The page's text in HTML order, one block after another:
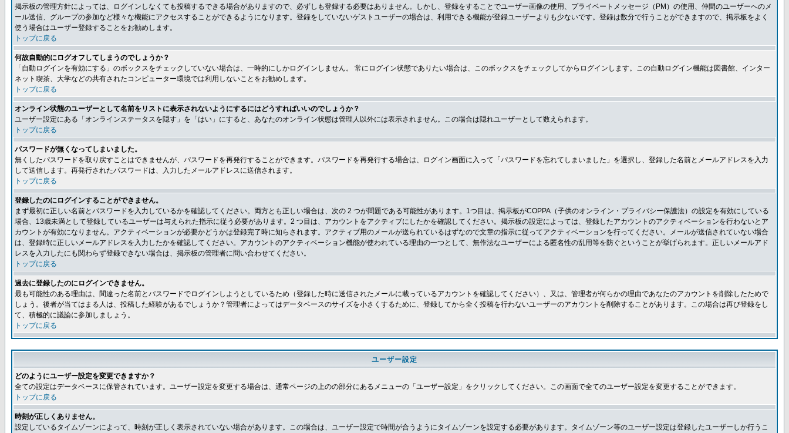
掲示板の管理方針によっては、ログインしなくても投稿するできる場合がありますので、必ずしも登録する必要はありません。しかし、登録をすることでユーザー画像の使用、プライベートメッセージ（PM）の使用、仲間のユーザーへのメ
ール送信、グループの参加など様々な機能にアクセスすることができるようになります。登録をしていないゲストユーザーの場合は、利用できる機能が登録ユーザーよりも少ないです。登録は数分で行うことができますので、掲示板をよく
使う場合はユーザー登録することをお勧めします。
トップに戻る
何故自動的にログオフしてしまうのでしょうか？
「自動ログインを有効にする」のボックスをチェックしていない場合は、一時的にしかログインしません。 常にログイン状態でありたい場合は、このボックスをチェックしてからログインします。この自動ログイン機能は図書館、インター
ネット喫茶、大学などの共有されたコンピューター環境では利用しないことをお勧めします。
トップに戻る
オンライン状態のユーザーとして名前をリストに表示されないようにするにはどうすればいいのでしょうか？
ユーザー設定にある「オンラインステータスを隠す」を「はい」にすると、あなたのオンライン状態は管理人以外には表示されません。この場合は隠れユーザーとして数えられます。
トップに戻る
パスワードが無くなってしまいました。
無くしたパスワードを取り戻すことはできませんが、パスワードを再発行することができます。パスワードを再発行する場合は、ログイン画面に入って「パスワードを忘れてしまいました」を選択し、登録した名前とメールアドレスを入力
して送信します。再発行されたパスワードは、入力したメールアドレスに送信されます。
トップに戻る
登録したのにログインすることができません。
まず最初に正しい名前とパスワードを入力しているかを確認してください。両方とも正しい場合は、次の 2 つが問題である可能性があります。1つ目は、掲示板がCOPPA（子供のオンライン・プライバシー保護法）の設定を有効にしている
場合、13歳未満として登録しているユーザーは与えられた指示に従う必要があります。2 つ目は、アカウントをアクティブにしたかを確認してください。掲示板の設定によっては、登録したアカウントのアクティベーションを行わないとア
カウントが有効になりません。アクティベーションが必要かどうかは登録完了時に知らされます。アクティブ用のメールが送られているはずなので文章の指示に従ってアクティベーションを行ってください。メールが送信されていない場合
は、登録時に正しいメールアドレスを入力したかを確認してください。アカウントのアクティベーション機能が使われている理由の一つとして、無作法なユーザーによる匿名性の乱用等を防ぐということが挙げられます。正しいメールアド
レスを入力したにも関わらず登録できない場合は、掲示板の管理者に問い合わせてください。
トップに戻る
過去に登録したのにログインできません。
最も可能性のある理由は、間違った名前とパスワードでログインしようとしているため（登録した時に送信されたメールに載っているアカウントを確認してください）、又は、管理者が何らかの理由であなたのアカウントを削除したためで
しょう。後者が当てはまる人は、投稿した経験があるでしょうか？管理者によってはデータベースのサイズを小さくするために、登録してから全く投稿を行わないユーザーのアカウントを削除することがあります。この場合は再び登録をし
て、積極的に議論に参加しましょう。
トップに戻る
ユーザー設定
どのようにユーザー設定を変更できますか？
全ての設定はデータベースに保管されています。ユーザー設定を変更する場合は、通常ページの上のの部分にあるメニューの「ユーザー設定」をクリックしてください。この画面で全てのユーザー設定を変更することができます。
トップに戻る
時刻が正しくありません。
設定しているタイムゾーンによって、時刻が正しく表示されていない場合があります。この場合は、ユーザー設定で時間が合うようにタイムゾーンを設定する必要があります。タイムゾーン等のユーザー設定は登録したユーザーしか行うこ